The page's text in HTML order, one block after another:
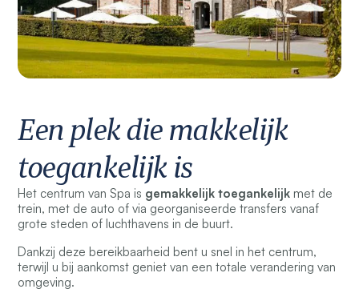
Een plek die makkelijk
toegankelijk is
Het centrum van Spa is gemakkelijk toegankelijk met de
trein, met de auto of via georganiseerde transfers vanaf
grote steden of luchthavens in de buurt.
Dankzij deze bereikbaarheid bent u snel in het centrum,
terwijl u bij aankomst geniet van een totale verandering van
omgeving.